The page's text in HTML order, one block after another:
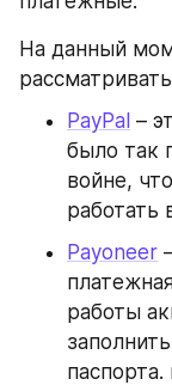
На данный
PayPal –
было так
войне,
работать
Payoneer
работы